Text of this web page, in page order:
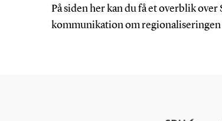
På siden her kan du få et overblik
kommunikation om